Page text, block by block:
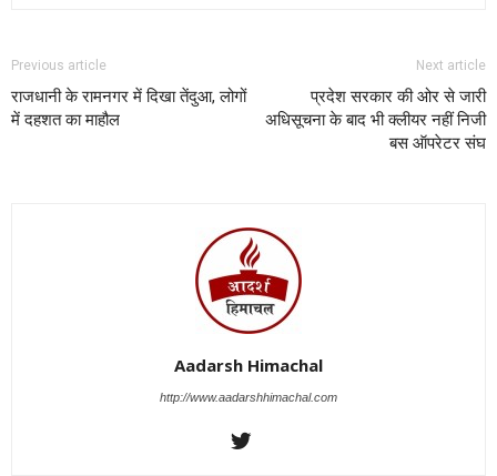
Previous article
राजधानी के रामनगर में दिखा तेंदुआ, लोगों
में दहशत का माहौल
Next article
प्रदेश सरकार की ओर से जारी
अधिसूचना के बाद भी क्लीयर नहीं निजी
बस ऑपरेटर संघ
Aadarsh Himachal
http://www.aadarshhimachal.com